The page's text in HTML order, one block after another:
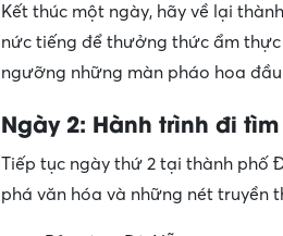
Kết thúc một ngày, hãy về lại
nức tiếng để thưởng thức ẩm
ngưỡng những màn pháo hoa
Ngày 2: Hành trình đi
Tiếp tục ngày thứ 2 tại thành phố
phá văn hóa và những nét truyền